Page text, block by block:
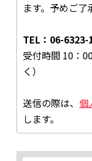
ます。予めご了
TEL：06-6323-
受付時間 10：
く）
送信の際は、 個
します。